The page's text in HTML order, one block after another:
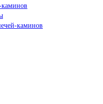
каминов
каминов